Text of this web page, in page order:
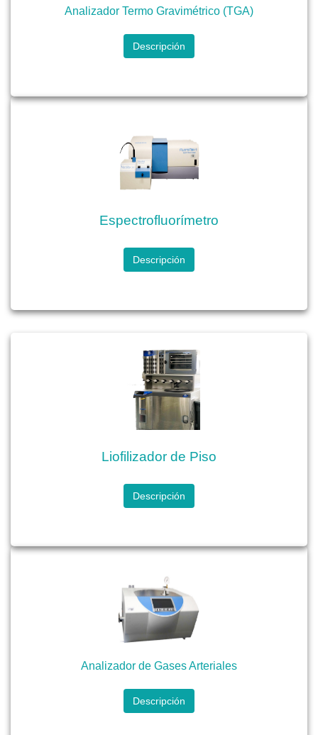
Analizador Termo Gravimétrico (TGA)
Descripción
Espectrofluorímetro
Descripción
Liofilizador de Piso
Descripción
Analizador de Gases Arteriales
Descripción